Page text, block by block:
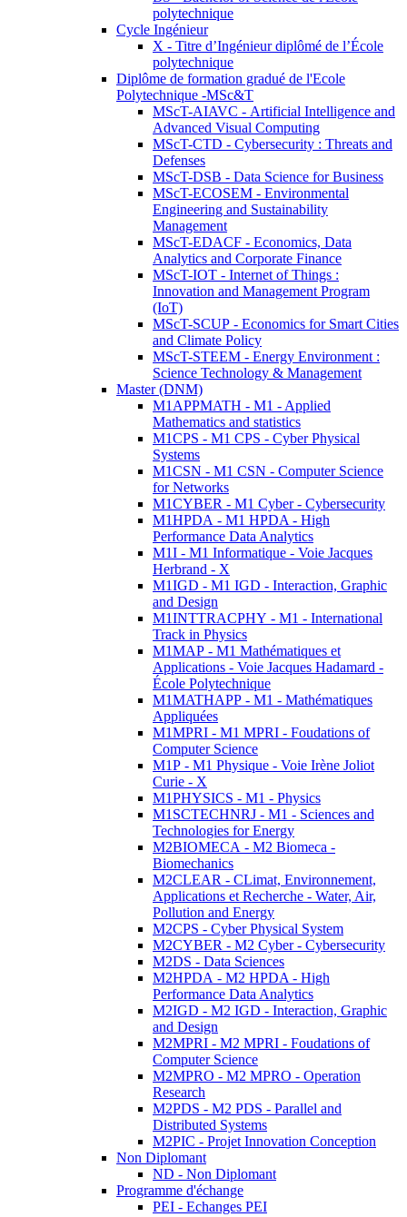
polytechnique
Cycle Ingénieur
X - Titre d’Ingénieur diplômé de l’École
polytechnique
Diplôme de formation gradué de l'Ecole
Polytechnique -MSc&T
MScT-AIAVC - Artificial Intelligence and
Advanced Visual Computing
MScT-CTD - Cybersecurity : Threats and
Defenses
MScT-DSB - Data Science for Business
MScT-ECOSEM - Environmental
Engineering and Sustainability
Management
MScT-EDACF - Economics, Data
Analytics and Corporate Finance
MScT-IOT - Internet of Things :
Innovation and Management Program
(IoT)
MScT-SCUP - Economics for Smart Cities
and Climate Policy
MScT-STEEM - Energy Environment :
Science Technology & Management
Master (DNM)
M1APPMATH - M1 - Applied
Mathematics and statistics
M1CPS - M1 CPS - Cyber Physical
Systems
M1CSN - M1 CSN - Computer Science
for Networks
M1CYBER - M1 Cyber - Cybersecurity
M1HPDA - M1 HPDA - High
Performance Data Analytics
M1I - M1 Informatique - Voie Jacques
Herbrand - X
M1IGD - M1 IGD - Interaction, Graphic
and Design
M1INTTRACPHY - M1 - International
Track in Physics
M1MAP - M1 Mathématiques et
Applications - Voie Jacques Hadamard -
École Polytechnique
M1MATHAPP - M1 - Mathématiques
Appliquées
M1MPRI - M1 MPRI - Foudations of
Computer Science
M1P - M1 Physique - Voie Irène Joliot
Curie - X
M1PHYSICS - M1 - Physics
M1SCTECHNRJ - M1 - Sciences and
Technologies for Energy
M2BIOMECA - M2 Biomeca -
Biomechanics
M2CLEAR - CLimat, Environnement,
Applications et Recherche - Water, Air,
Pollution and Energy
M2CPS - Cyber Physical System
M2CYBER - M2 Cyber - Cybersecurity
M2DS - Data Sciences
M2HPDA - M2 HPDA - High
Performance Data Analytics
M2IGD - M2 IGD - Interaction, Graphic
and Design
M2MPRI - M2 MPRI - Foudations of
Computer Science
M2MPRO - M2 MPRO - Operation
Research
M2PDS - M2 PDS - Parallel and
Distributed Systems
M2PIC - Projet Innovation Conception
Non Diplomant
ND - Non Diplomant
Programme d'échange
PEI - Echanges PEI